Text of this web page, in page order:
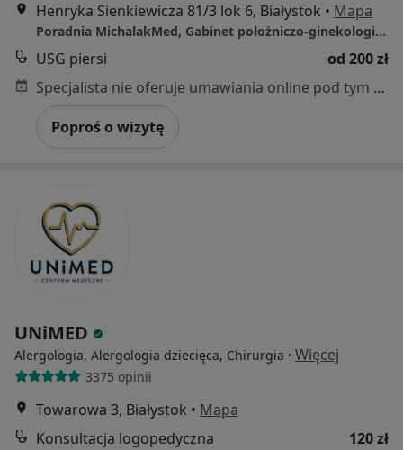
Henryka Sienkiewicza 81/3 lok 6, Białystok • Mapa
Poradnia MichalakMed, Gabinet położniczo-ginekologiczny.
USG piersi
od 200 zł
Specjalista nie oferuje umawiania online pod tym adresem.
Poproś o wizytę
UNiMED
Alergologia, Alergologia dziecięca, Chirurgia · Więcej
3375 opinii
Towarowa 3, Białystok • Mapa
Konsultacja logopedyczna
120 zł